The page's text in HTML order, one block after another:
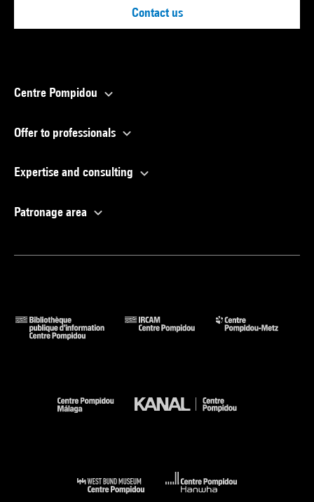
Contact us
Centre Pompidou
Offer to professionals
Expertise and consulting
Patronage area